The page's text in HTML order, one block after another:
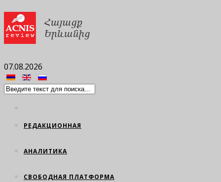
07.08.2026
РЕДАКЦИОННАЯ
АНАЛИТИКА
СВОБОДНАЯ ПЛАТФОРМА